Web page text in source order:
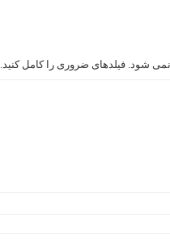
شود. فیلدهای ضروری را کامل کنید.